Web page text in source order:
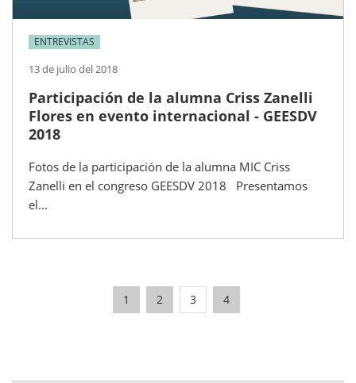
ENTREVISTAS
13 de julio del 2018
Participación de la alumna Criss Zanelli
Flores en evento internacional - GEESDV
2018
Fotos de la participación de la alumna MIC Criss
Zanelli en el congreso GEESDV 2018 Presentamos
el...
1 2 3 4